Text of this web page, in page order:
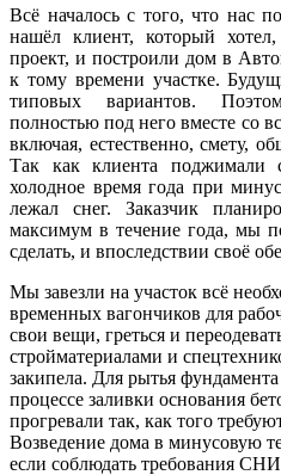
Всё началось с того, что нас
нашёл клиент, который
проект, и построили дом в
к тому времени участке.
типовых вариантов.
полностью под него вместе со
включая, естественно, смету,
Так как клиента поджимали
холодное время года при
лежал снег. Заказчик
максимум в течение года, мы
сделать, и впоследствии своё
Мы завезли на участок всё
временных вагончиков для
свои вещи, греться и
стройматериалами и
закипела. Для рытья
процессе заливки основания
прогревали так, как того
Возведение дома в минусовую
если соблюдать требования